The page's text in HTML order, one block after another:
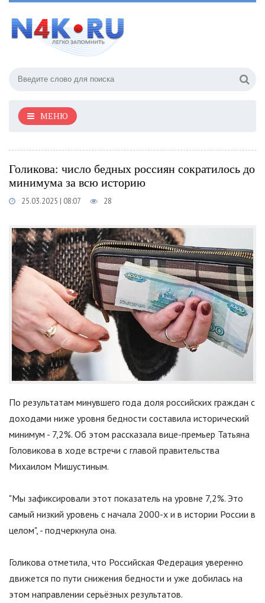
МЕНЮ
Голикова: число бедных россиян сократилось до
минимума за всю историю
25.03.2025 | 08:07 28
По результатам минувшего года доля российских граждан с
доходами ниже уровня бедности составила исторический
минимум - 7,2%. Об этом рассказала вице-премьер Татьяна
Головикова в ходе встречи с главой правительства
Михаилом Мишустиным.
"Мы зафиксировали этот показатель на уровне 7,2%. Это
самый низкий уровень с начала 2000-х и в истории России в
целом", - подчеркнула она.
Голикова отметила, что Российская Федерация уверенно
движется по пути снижения бедности и уже добилась на
этом направлении серьёзных результатов.